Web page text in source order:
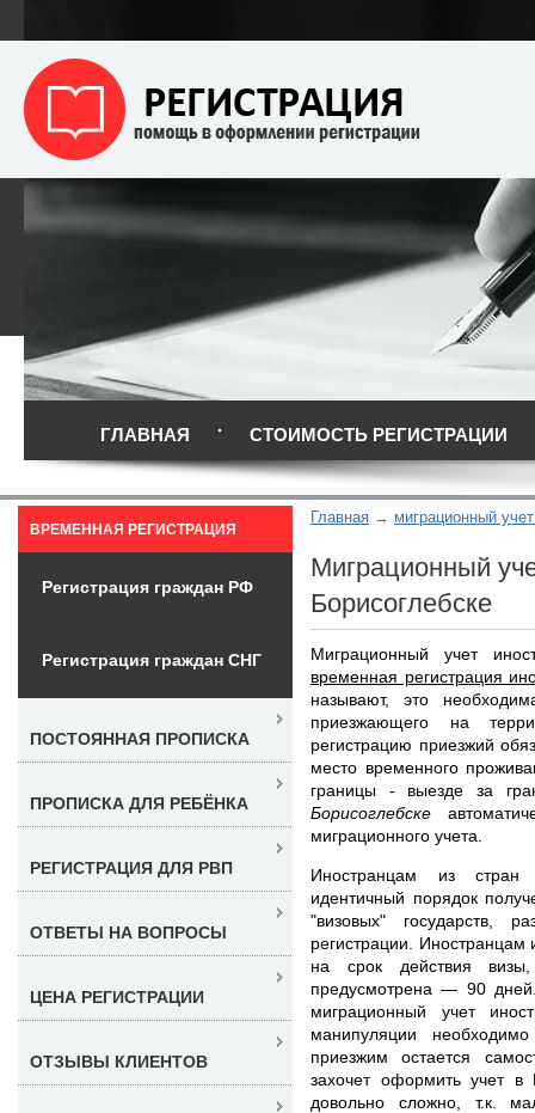
ГЛАВНАЯ СТОИМОСТЬ РЕГИСТРАЦИИ
Главная миграционный
Миграционный
Борисоглебске
Миграционный учет
временная регистрация
называют, это
приезжающего на
регистрацию приезжий
место временного
границы - выезде за
Борисоглебске
миграционного учета.
Иностранцам из стран
идентичный порядок
"визовых" государств,
регистрации. Иностранцам
на срок действия
предусмотрена — 90
миграционный учет
манипуляции
приезжим остается
захочет оформить учет в
довольно сложно, т.к.
ВРЕМЕННАЯ РЕГИСТРАЦИЯ
Регистрация граждан РФ
Регистрация граждан СНГ
ПОСТОЯННАЯ ПРОПИСКА
ПРОПИСКА ДЛЯ РЕБЁНКА
РЕГИСТРАЦИЯ ДЛЯ РВП
ОТВЕТЫ НА ВОПРОСЫ
ЦЕНА РЕГИСТРАЦИИ
ОТЗЫВЫ КЛИЕНТОВ